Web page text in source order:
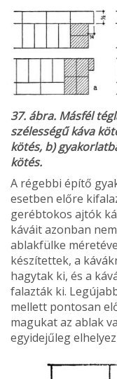
37. ábra. Másfél
szélességű káva
kötés, b)
kötés.
A régebbi építő
esetben előre
gerébtokos ajtók
káváit azonban
ablakfülke
készítettek, a
hagytak ki, és a
falazták ki.
mellett ponto­san
magukat az ablak­
egyidejűleg